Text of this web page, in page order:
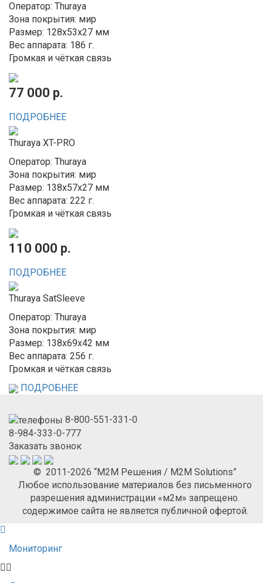
Оператор: Thuraya
Зона покрытия: мир
Размер: 128x53x27 мм
Вес аппарата: 186 г.
Громкая и чёткая связь
77 000 р.
ПОДРОБНЕЕ
Thuraya XT-PRO
Оператор: Thuraya
Зона покрытия: мир
Размер: 138x57x27 мм
Вес аппарата: 222 г.
Громкая и чёткая связь
110 000 р.
ПОДРОБНЕЕ
Thuraya SatSleeve
Оператор: Thuraya
Зона покрытия: мир
Размер: 138x69x42 мм
Вес аппарата: 256 г.
Громкая и чёткая связь
ПОДРОБНЕЕ
8-800-551-331-0
8-984-333-0-777
Заказать звонок
© 2011-2026 “М2М Решения / M2M Solutions”
Любое использование материалов без письменного
разрешения администрации «м2м» запрещено.
содержимое сайта не является публичной офертой.
Мониторинг